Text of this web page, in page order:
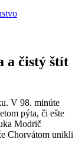
a čistý štít
V 98. minúte
pýta, či ešte
Modrič
Chorvátom unikli